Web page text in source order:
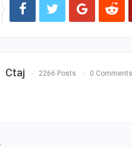
Ctaj 2266 Posts 0 Comments